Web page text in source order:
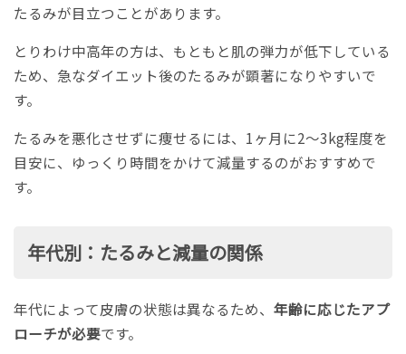
たるみが目立つことがあります。
とりわけ中高年の方は、もともと肌の弾力が低下している
ため、急なダイエット後のたるみが顕著になりやすいで
す。
たるみを悪化させずに痩せるには、1ヶ月に2〜3kg程度を
目安に、ゆっくり時間をかけて減量するのがおすすめで
す。
年代別：たるみと減量の関係
年代によって皮膚の状態は異なるため、 年齢に応じたアプ
ローチが必要です。